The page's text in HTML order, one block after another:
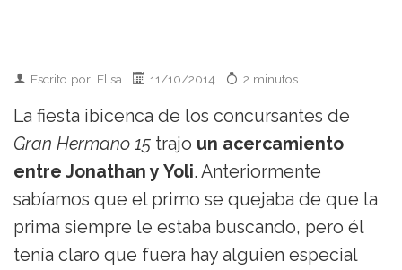
Escrito por: Elisa 11/10/2014 2 minutos
La fiesta ibicenca de los concursantes de
Gran Hermano 15 trajo un acercamiento
entre Jonathan y Yoli. Anteriormente
sabíamos que el primo se quejaba de que la
prima siempre le estaba buscando, pero él
tenía claro que fuera hay alguien especial